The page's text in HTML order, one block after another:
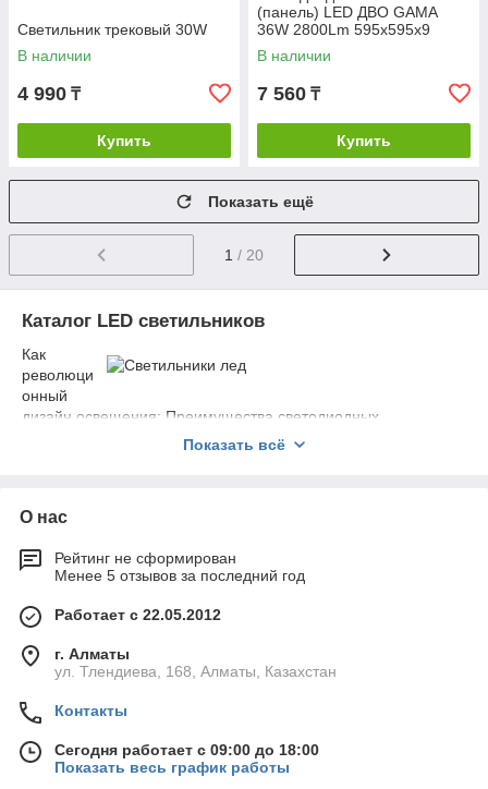
Светильник трековый 30W
В наличии
4 990 ₸
Купить
(панель) LED ДВО GAMA
36W 2800Lm 595x595х9
6500K IP20
В наличии
7 560 ₸
Купить
Показать ещё
1 / 20
Каталог LED светильников
Как
революци
онный
дизайн освещения: Преимущества светодиодных
светильников для Вашего пространства
множество преимуществ, которые делают их идеальным
выбором для любого пространства. Рассказываем
преимуществах использования светодиодных светильников,
факторах, которые следует учитывать при покупке, как
различных типах светодиодных ламп, доступных на рынке, а
также о том, как установить и обслуживать светодиодные
лампы.
Продажа светодиодных светильников
Преимущества использования светодиодных
Светодиодные лампы имеют множество преимуществ по
Показать всё
О нас
Рейтинг не сформирован
Менее 5 отзывов за последний год
Работает с 22.05.2012
г. Алматы
ул. Тлендиева, 168, Алматы, Казахстан
Контакты
Сегодня работает с 09:00 до 18:00
Показать весь график работы